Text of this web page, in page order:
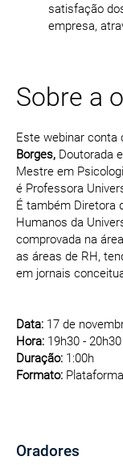
satisfação
empresa,
Sobre a
Este webinar conta
Borges, Doutorada
Mestre em
é Professora
É também Diretora
Humanos da
comprovada na
as áreas de RH,
em jornais
Data: 17 de
Hora: 19h30 - 20h30
Duração: 1:00h
Formato:
Oradores